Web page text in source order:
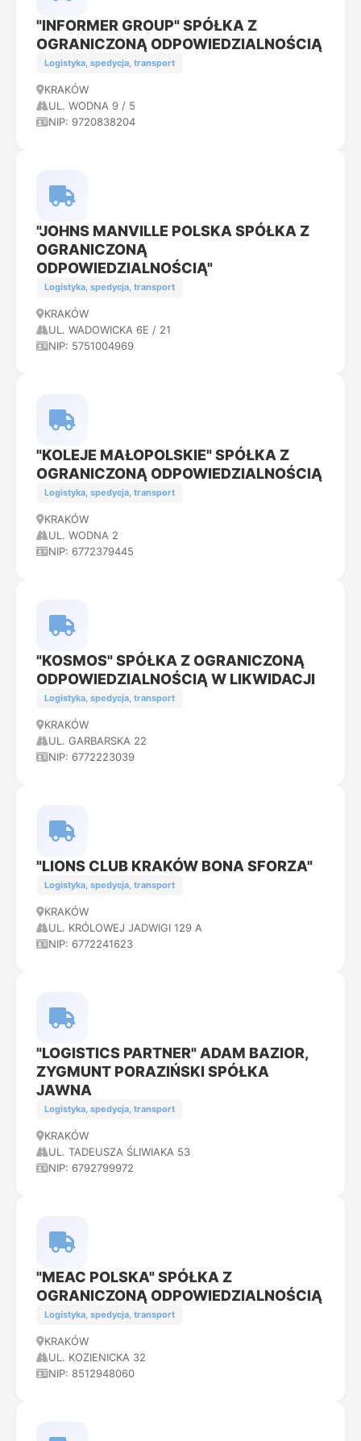
"INFORMER GROUP" SPÓŁKA Z
OGRANICZONĄ ODPOWIEDZIALNOŚCIĄ
Logistyka, spedycja, transport
KRAKÓW
UL. WODNA 9 / 5
NIP: 9720838204
"JOHNS MANVILLE POLSKA SPÓŁKA Z
OGRANICZONĄ
ODPOWIEDZIALNOŚCIĄ"
Logistyka, spedycja, transport
KRAKÓW
UL. WADOWICKA 6E / 21
NIP: 5751004969
"KOLEJE MAŁOPOLSKIE" SPÓŁKA Z
OGRANICZONĄ ODPOWIEDZIALNOŚCIĄ
Logistyka, spedycja, transport
KRAKÓW
UL. WODNA 2
NIP: 6772379445
"KOSMOS" SPÓŁKA Z OGRANICZONĄ
ODPOWIEDZIALNOŚCIĄ W LIKWIDACJI
Logistyka, spedycja, transport
KRAKÓW
UL. GARBARSKA 22
NIP: 6772223039
"LIONS CLUB KRAKÓW BONA SFORZA"
Logistyka, spedycja, transport
KRAKÓW
UL. KRÓLOWEJ JADWIGI 129 A
NIP: 6772241623
"LOGISTICS PARTNER" ADAM BAZIOR,
ZYGMUNT PORAZIŃSKI SPÓŁKA
JAWNA
Logistyka, spedycja, transport
KRAKÓW
UL. TADEUSZA ŚLIWIAKA 53
NIP: 6792799972
"MEAC POLSKA" SPÓŁKA Z
OGRANICZONĄ ODPOWIEDZIALNOŚCIĄ
Logistyka, spedycja, transport
KRAKÓW
UL. KOZIENICKA 32
NIP: 8512948060